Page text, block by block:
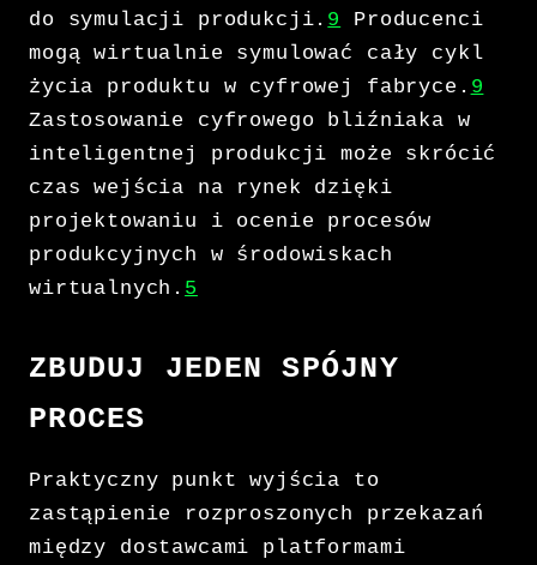
do symulacji produkcji. 9
Producenci
mogą wirtualnie symulować cały cykl
życia produktu w cyfrowej fabryce. 9
Zastosowanie cyfrowego bliźniaka w
inteligentnej produkcji może skrócić
czas wejścia na rynek dzięki
projektowaniu i ocenie procesów
produkcyjnych w środowiskach
wirtualnych. 5
ZBUDUJ JEDEN SPÓJNY
PROCES
Praktyczny punkt wyjścia to
zastąpienie rozproszonych przekazań
między dostawcami platformami